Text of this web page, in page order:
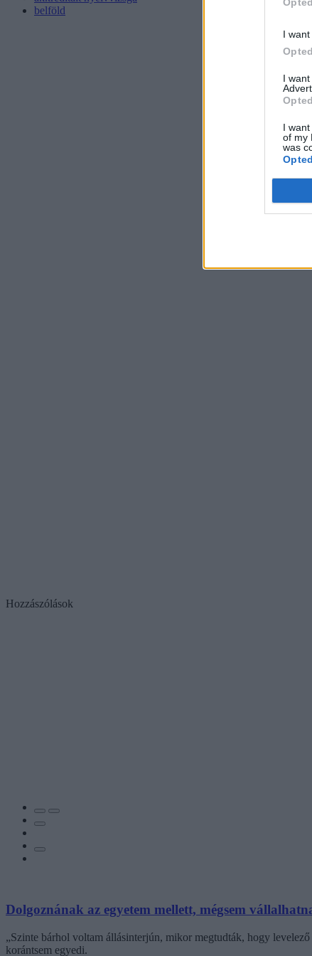
I
I
I
of my
was
belföld
Hozzászólások
Dolgoznának az egyetem mellett, mégsem
„Szinte bárhol voltam állásinterjún, mikor megtudták, hogy
korántsem egyedi.